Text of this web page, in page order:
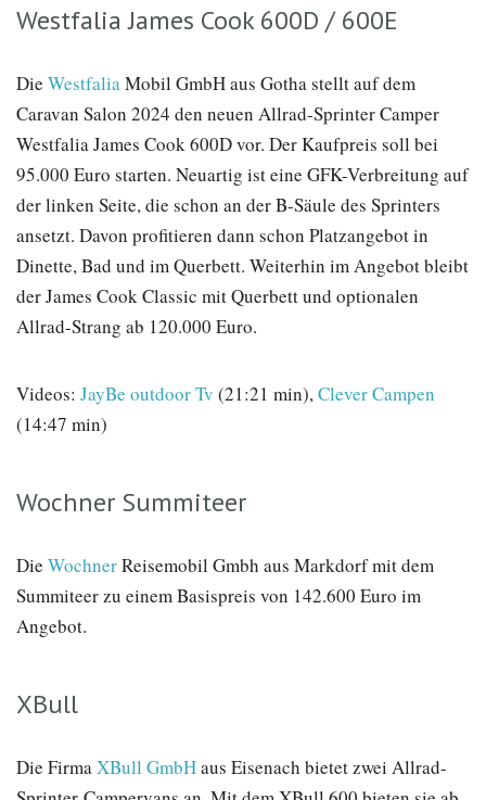
Westfalia James Cook 600D / 600E
Die WestfaliaMobil GmbH aus Gotha stellt auf dem
Caravan Salon 2024 den neuen Allrad-Sprinter Camper
Westfalia James Cook 600D vor. Der Kaufpreis soll bei
95.000 Euro starten. Neuartig ist eine GFK-Verbreitung auf
der linken Seite, die schon an der B-Säule des Sprinters
ansetzt. Davon profitieren dann schon Platzangebot in
Dinette, Bad und im Querbett. Weiterhin im Angebot bleibt
der James Cook Classic mit Querbett und optionalen
Allrad-Strang ab 120.000 Euro.
Videos: JayBe outdoor Tv (21:21 min),Clever Campen
(14:47 min)
Wochner Summiteer
Die WochnerReisemobil Gmbh aus Markdorf mit dem
Summiteer zu einem Basispreis von 142.600 Euro im
Angebot.
XBull
Die FirmaXBull GmbHaus Eisenach bietet zwei Allrad-